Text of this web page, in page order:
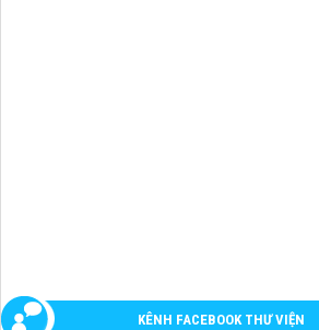
KÊNH FACEBOOK THƯ VIỆN